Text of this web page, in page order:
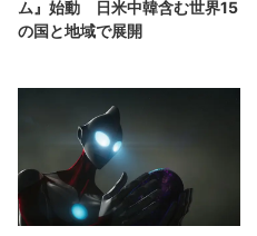
ム』始動 日米中韓含む世界15
の国と地域で展開